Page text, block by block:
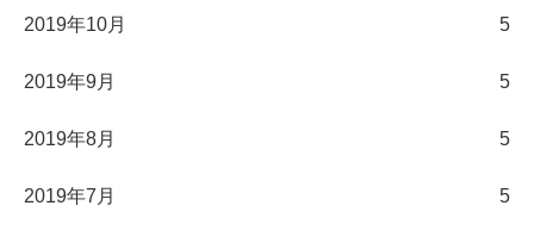
2019年10月 5
2019年9月 5
2019年8月 5
2019年7月 5